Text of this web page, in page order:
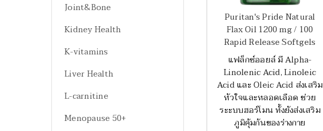
Joint&Bone
Kidney Health
K-vitamins
Liver Health
L-carnitine
Menopause 50+
Puritan's Pride Natural
Flax Oil 1200 mg / 100
Rapid Release Softgels
แฟล็กซ์ออยล์ มี Alpha-
Linolenic Acid, Linoleic
Acid และ Oleic Acid ส่งเสริม
หัวใจและหลอดเลือด ช่วย
ระะบบฮอร์โมน ทั้งยังส่งเสริม
ภูมิคุ้มกันของร่างกาย